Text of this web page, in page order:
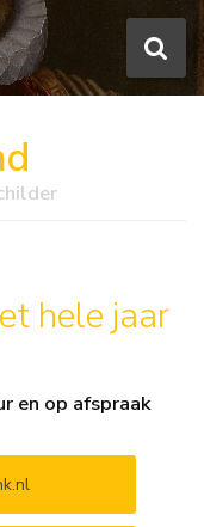
hele jaar
en op afspraak